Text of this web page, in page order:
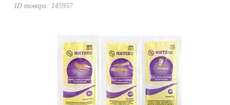
Прокат
Ортопедические изделия
Домашняя медтехника
Экология дома
Товары для красоты и здоровья
ID товара: 145957